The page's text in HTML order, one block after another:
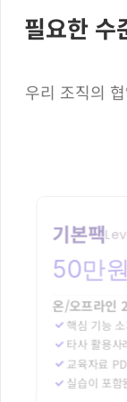
필요한 수
우리 조직의
기본팩
50만원
온/오프라인
핵심 기능
타사 활용사
교육자료
실습이 포함